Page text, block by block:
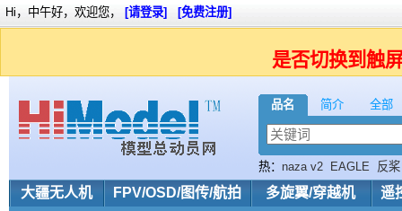
是否切换到触
品名 简介 全部
热： naza v2 EAGLE 反桨
大疆无人机 FPV/OSD/图传/航拍 多旋翼/穿越机 遥
Hi，中午好，欢迎您， [请登录] [免费注册]